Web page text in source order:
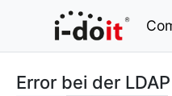
Error bei der